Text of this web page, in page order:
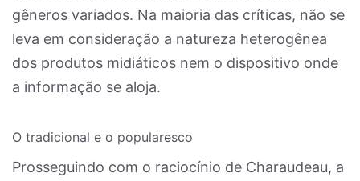
gêneros variados. Na maioria das críticas, não se
leva em consideração a natureza heterogênea
dos produtos midiáticos nem o dispositivo onde
a informação se aloja.
O tradicional e o popularesco
Prosseguindo com o raciocínio de Charaudeau, a